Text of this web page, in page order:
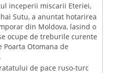
inceperii miscarii Eteriei,
Sutu, a anuntat hotarirea
din Moldova, lasind o
ocupe de treburile curente
Poarta Otomana de
de pace ruso-turc